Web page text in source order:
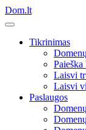
Dom.lt
Tikrinimas
Laisvi
Laisvi
Paslaugos